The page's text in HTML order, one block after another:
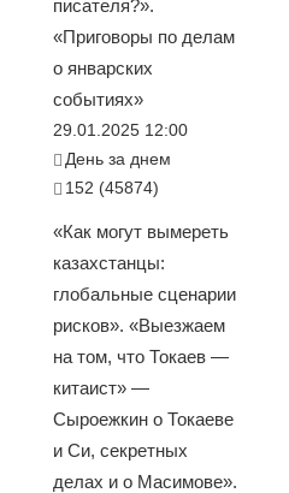
писателя?».
«Приговоры по делам
о январских
событиях»
29.01.2025 12:00
День за днем
152 (45874)
«Как могут вымереть
казахстанцы:
глобальные сценарии
рисков». «Выезжаем
на том, что Токаев —
китаист» —
Сыроежкин о Токаеве
и Си, секретных
делах и о Масимове».